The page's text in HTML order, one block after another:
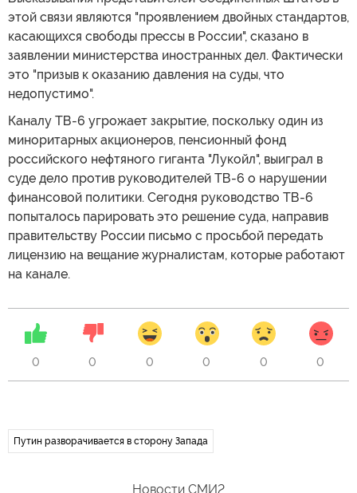
этой связи являются "проявлением двойных стандартов,
касающихся свободы прессы в России", сказано в
заявлении министерства иностранных дел. Фактически
это "призыв к оказанию давления на суды, что
недопустимо".
Каналу ТВ-6 угрожает закрытие, поскольку один из
миноритарных акционеров, пенсионный фонд
российского нефтяного гиганта "Лукойл", выиграл в
суде дело против руководителей ТВ-6 о нарушении
финансовой политики. Сегодня руководство ТВ-6
попыталось парировать это решение суда, направив
правительству России письмо с просьбой передать
лицензию на вещание журналистам, которые работают
на канале.
0 0 0 0 0 0
Путин разворачивается в сторону Запада
Новости СМИ2